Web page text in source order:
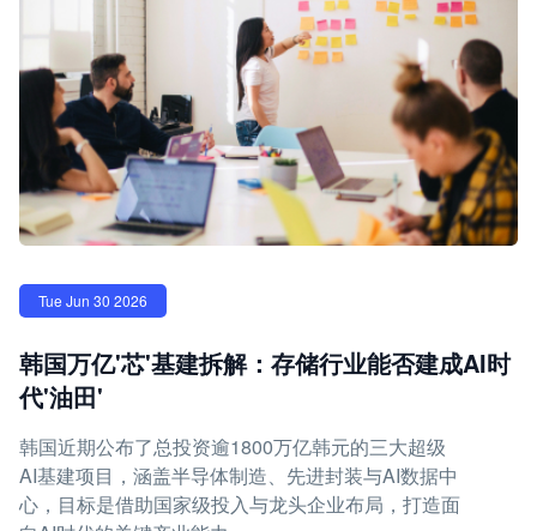
Tue Jun 30 2026
韩国万亿'芯'基建拆解：存储行业能否建成AI时
代'油田'
韩国近期公布了总投资逾1800万亿韩元的三大超级
AI基建项目，涵盖半导体制造、先进封装与AI数据中
心，目标是借助国家级投入与龙头企业布局，打造面